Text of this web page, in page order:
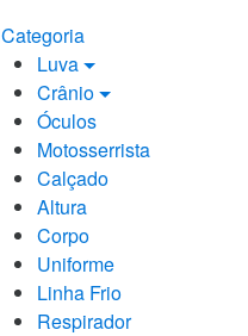
Categoria
Luva
Crânio
Óculos
Motosserrista
Calçado
Altura
Corpo
Uniforme
Linha Frio
Respirador